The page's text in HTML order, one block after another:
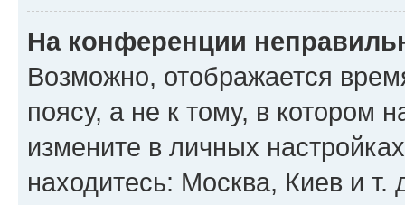
На конференции
Возможно, отображается
поясу, а не к тому, в котором
измените в личных
находитесь: Москва, Киев и т.